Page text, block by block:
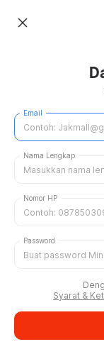
close
Email
Nama Lengkap
Nomor HP
Password
Syarat &